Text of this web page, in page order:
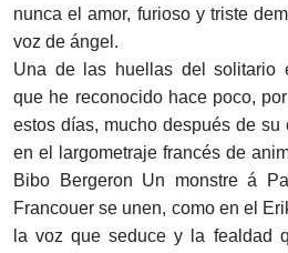
nunca el amor, furioso y triste
voz de ángel.
Una de las huellas del solitario
que he reconocido hace poco,
estos días, mucho después de su
en el largometraje francés de
Bibo Bergeron Un monstre á
Francouer se unen, como en el
la voz que seduce y la fealdad